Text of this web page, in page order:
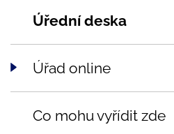
Úřední deska
Úřad online
Co mohu vyřídit zde